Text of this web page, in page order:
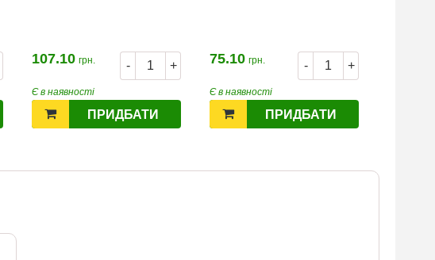
- +
107.10 грн.
Є в наявності
ПРИДБАТИ
- +
75.10 грн.
Є в наявності
ПРИДБАТИ